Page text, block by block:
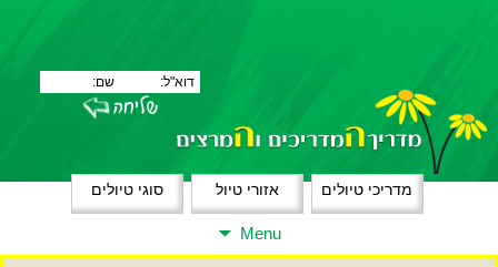
מדריכי טיולים אזורי טיול סוגי טיולים
Menu
content